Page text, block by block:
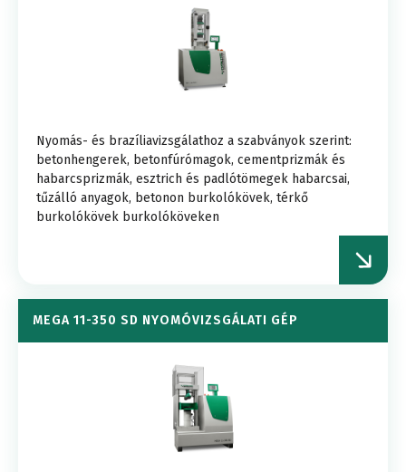
Nyomás- és brazíliavizsgálathoz a szabványok szerint:
betonhengerek, betonfúrómagok, cementprizmák és
habarcsprizmák, esztrich és padlótömegek habarcsai,
tűzálló anyagok, betonon burkolókövek, térkő
burkolókövek burkolóköveken
MEGA 11-350 SD NYOMÓVIZSGÁLATI GÉP